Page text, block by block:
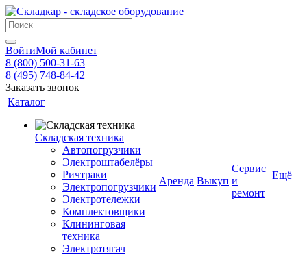
ВойтиМой кабинет
8 (800) 500-31-63
8 (495) 748-84-42
Заказать звонок
Каталог
Складская техника
Автопогрузчики
Электроштабелёры
Ричтраки
Электропогрузчики
Электротележки
Комплектовщики
Клининговая
техника
Электротягач
Аренда Выкуп
Сервис
и
ремонт
Ещё